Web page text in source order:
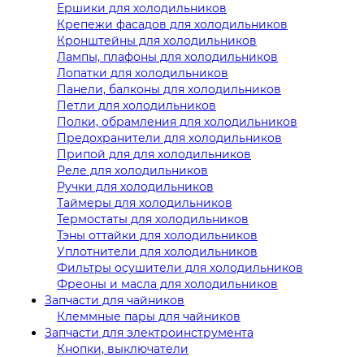
Ершики для холодильников
Крепежи фасадов для холодильников
Кронштейны для холодильников
Лампы, плафоны для холодильников
Лопатки для холодильников
Панели, балконы для холодильников
Петли для холодильников
Полки, обрамления для холодильников
Предохранители для холодильников
Припой для для холодильников
Реле для холодильников
Ручки для холодильников
Таймеры для холодильников
Термостаты для холодильников
Тэны оттайки для холодильников
Уплотнители для холодильников
Фильтры осушители для холодильников
Фреоны и масла для холодильников
Запчасти для чайников
Клеммные пары для чайников
Запчасти для электроинструмента
Кнопки, выключатели